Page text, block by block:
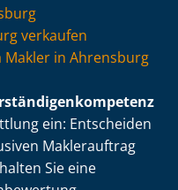
verkaufen
in Ahrensburg
ein: Entscheiden
Maklerauftrag
Sie eine